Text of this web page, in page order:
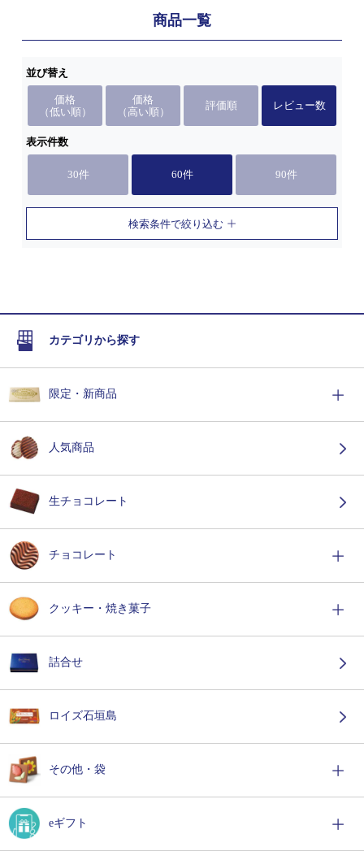
商品一覧
並び替え
価格
（低い順）
価格
（高い順）
評価順 レビュー数
表示件数
30件 60件 90件
検索条件で絞り込む
カテゴリから探す
限定・新商品
人気商品
生チョコレート
チョコレート
クッキー・焼き菓子
詰合せ
ロイズ石垣島
その他・袋
eギフト